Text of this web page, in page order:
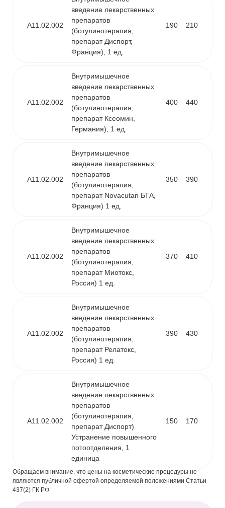
A11.02.002
введение лекарственных
препаратов
(ботулинотерапия,
препарат Диспорт,
Франция), 1 ед.
190 210
A11.02.002
Внутримышечное
введение лекарственных
препаратов
(ботулинотерапия,
препарат Ксеомин,
Германия), 1 ед.
400 440
A11.02.002
Внутримышечное
введение лекарственных
препаратов
(ботулинотерапия,
препарат Novacutan БТА,
Франция) 1 ед.
350 390
A11.02.002
Внутримышечное
введение лекарственных
препаратов
(ботулинотерапия,
препарат Миотокс,
Россия) 1 ед.
370 410
A11.02.002
Внутримышечное
введение лекарственных
препаратов
(ботулинотерапия,
препарат Релатокс,
Россия) 1 ед.
390 430
A11.02.002
Внутримышечное
введение лекарственных
препаратов
(ботулинотерапия,
препарат Диспорт)
Устранение повышенного
потоотделения, 1
единица
150 170
Обращаем внимание, что цены на косметические процедуры не
являются публичной офертой определяемой положениями Статьи
437(2) ГК РФ